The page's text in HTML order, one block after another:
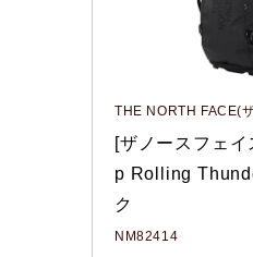
THE NORTH FACE(
[ザノースフェ
p Rolling
ク
NM82414